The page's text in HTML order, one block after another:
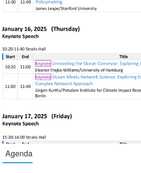
Agenda